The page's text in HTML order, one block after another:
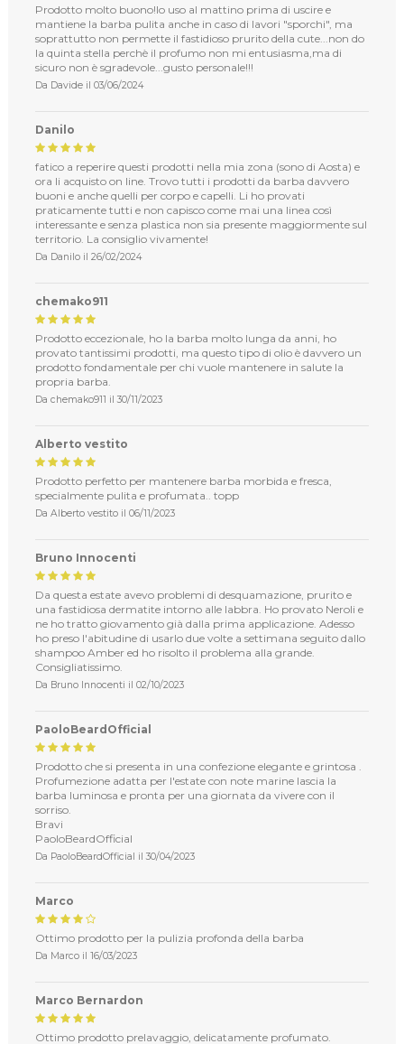
Prodotto molto buono!lo uso al mattino prima di uscire e
mantiene la barba pulita anche in caso di lavori "sporchi", ma
soprattutto non permette il fastidioso prurito della cute...non do
la quinta stella perchè il profumo non mi entusiasma,ma di
sicuro non è sgradevole...gusto personale!!!
Da Davideil 03/06/2024
Danilo
fatico a reperire questi prodotti nella mia zona (sono di Aosta) e
ora li acquisto on line. Trovo tutti i prodotti da barba davvero
buoni e anche quelli per corpo e capelli. Li ho provati
praticamente tutti e non capisco come mai una linea così
interessante e senza plastica non sia presente maggiormente sul
territorio. La consiglio vivamente!
Da Daniloil 26/02/2024
chemako911
Prodotto eccezionale, ho la barba molto lunga da anni, ho
provato tantissimi prodotti, ma questo tipo di olio è davvero un
prodotto fondamentale per chi vuole mantenere in salute la
propria barba.
Da chemako911 il 30/11/2023
Alberto vestito
Prodotto perfetto per mantenere barba morbida e fresca,
specialmente pulita e profumata.. topp
Da Alberto vestitoil 06/11/2023
Bruno Innocenti
Da questa estate avevo problemi di desquamazione, prurito e
una fastidiosa dermatite intorno alle labbra. Ho provato Neroli e
ne ho tratto giovamento già dalla prima applicazione. Adesso
ho preso l'abitudine di usarlo due volte a settimana seguito dallo
shampoo Amber ed ho risolto il problema alla grande.
Consigliatissimo.
Da Bruno Innocenti il 02/10/2023
PaoloBeardOfficial
Prodotto che si presenta in una confezione elegante e grintosa .
Profumezione adatta per l'estate con note marine lascia la
barba luminosa e pronta per una giornata da vivere con il
sorriso.
Bravi
PaoloBeardOfficial
Da PaoloBeardOfficial il 30/04/2023
Marco
Ottimo prodotto per la pulizia profonda della barba
Da Marcoil 16/03/2023
Marco Bernardon
Ottimo prodotto prelavaggio, delicatamente profumato.